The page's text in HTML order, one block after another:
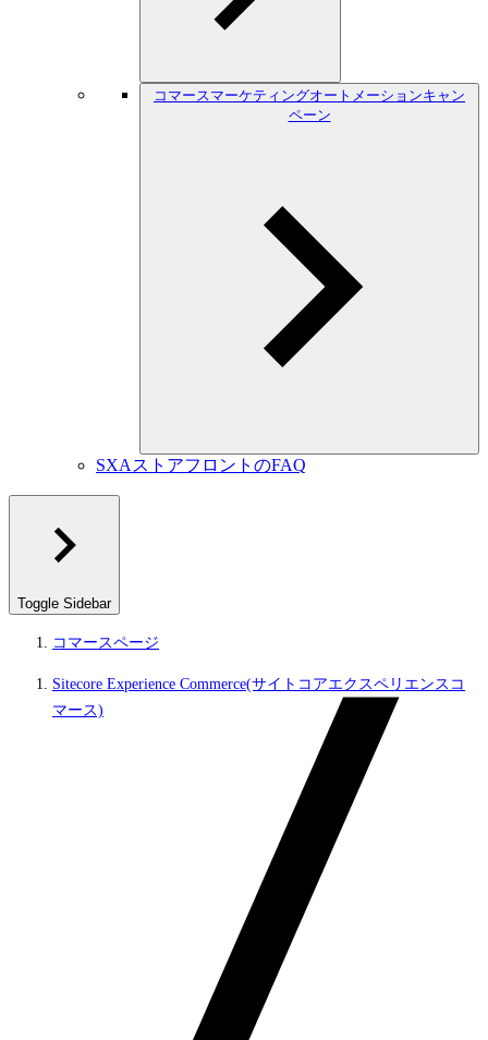
コマースマーケティングオートメーションキャン
ペーン
SXAストアフロントのFAQ
Toggle Sidebar
コマースページ
Sitecore Experience Commerce(サイトコアエクスペリエンスコ
マース)